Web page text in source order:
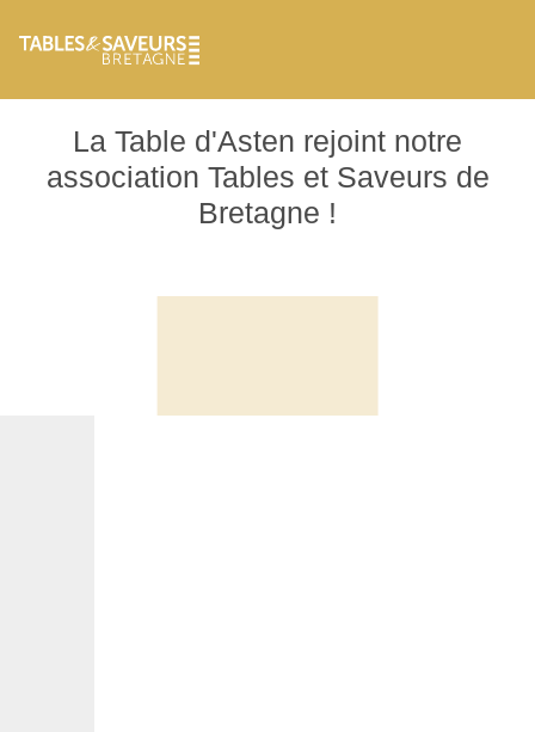
La Table d'Asten rejoint notre
association Tables et Saveurs de
Bretagne !